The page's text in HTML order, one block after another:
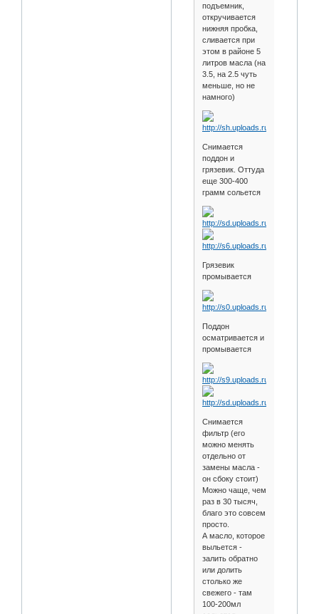
подъемник,
откручивается
нижняя пробка,
сливается при
этом в районе 5
литров масла (на
3.5, на 2.5 чуть
меньше, но не
намного)
Снимается
поддон и
грязевик. Оттуда
еще 300-400
грамм сольется
Грязевик
промывается
Поддон
осматривается и
промывается
Снимается
фильтр (его
можно менять
отдельно от
замены масла -
он сбоку стоит)
Можно чаще, чем
раз в 30 тысяч,
благо это совсем
просто.
А масло, которое
выльется -
залить обратно
или долить
столько же
свежего - там
100-200мл